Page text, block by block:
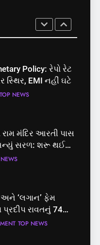
પવન પાંડેને 2027
ઉમેદવાર
Policy: રેપો રેટ
સ્થિર, EMI નહીં ઘટે
TOP NEWS
મંદિર આરતી પાસ
સરળ: શરૂ થઈ
જાણો સંપૂર્ણ
અને ‘લગાન’ ફેમ
રાવતનું 74
નિધન, બ્લડ કેન્સર
TOP NEWS